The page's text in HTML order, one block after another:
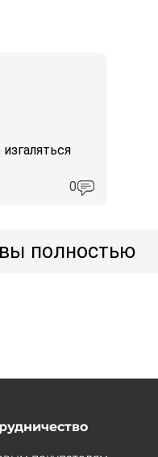
0
полностью